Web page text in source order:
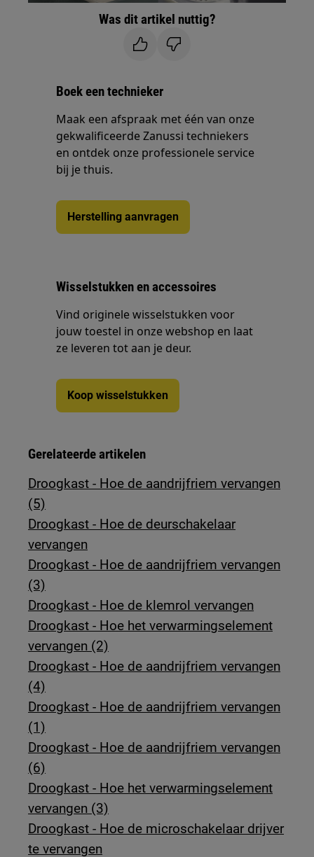
Was dit artikel nuttig?
Boek een technieker
Maak een afspraak met één van onze
gekwalificeerde Zanussi techniekers
en ontdek onze professionele service
bij je thuis.
Herstelling aanvragen
Wisselstukken en accessoires
Vind originele wisselstukken voor
jouw toestel in onze webshop en laat
ze leveren tot aan je deur.
Koop wisselstukken
Gerelateerde artikelen
Droogkast - Hoe de aandrijfriem vervangen
(5)
Droogkast - Hoe de deurschakelaar
vervangen
Droogkast - Hoe de aandrijfriem vervangen
(3)
Droogkast - Hoe de klemrol vervangen
Droogkast - Hoe het verwarmingselement
vervangen (2)
Droogkast - Hoe de aandrijfriem vervangen
(4)
Droogkast - Hoe de aandrijfriem vervangen
(1)
Droogkast - Hoe de aandrijfriem vervangen
(6)
Droogkast - Hoe het verwarmingselement
vervangen (3)
Droogkast - Hoe de microschakelaar drijver
te vervangen